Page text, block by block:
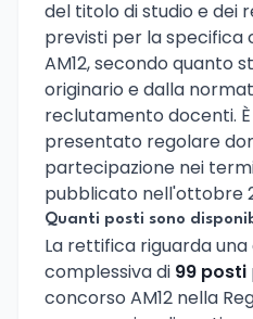
del titolo di studio e dei
previsti per la specifica
AM12, secondo quanto
originario e dalla
reclutamento docenti.
presentato regolare
partecipazione nei
pubblicato nell'ottobre
Quanti posti sono
La rettifica riguarda
complessiva di 99 posti
concorso AM12 nella